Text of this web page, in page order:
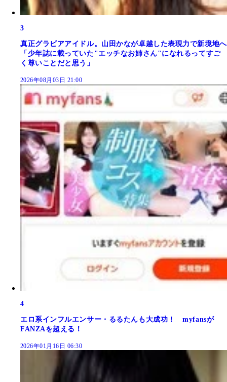
3
真正グラビアアイドル。山田かなが卓越した表現力で新境地へ
「少年誌に載っていた"エッチなお姉さん"になれるってすご
く尊いことだと思う」
2026年08月03日 21:00
4
エロ系インフルエンサー・るるたんも大成功！ myfansが
FANZAを超える！
2026年01月16日 06:30